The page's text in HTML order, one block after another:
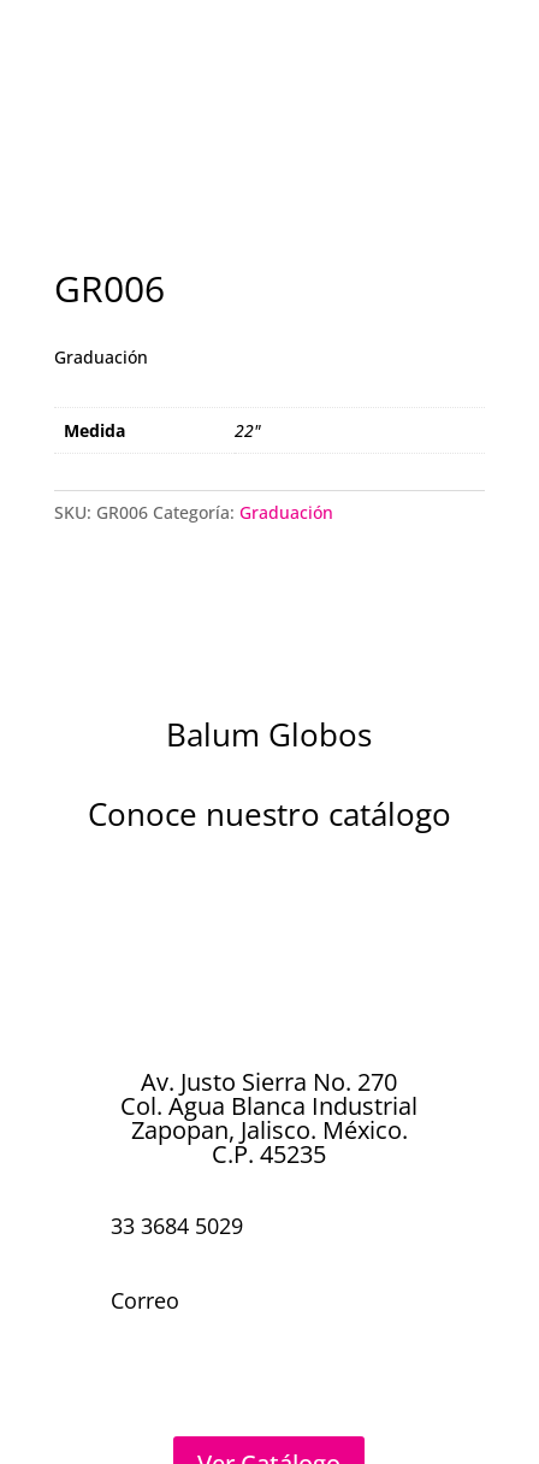
GR006
Graduación
Medida 22"
SKU: GR006 Categoría: Graduación
Balum Globos
Conoce nuestro catálogo
Av. Justo Sierra No. 270
Col. Agua Blanca Industrial
Zapopan, Jalisco. México.
C.P. 45235
33 3684 5029
Correo